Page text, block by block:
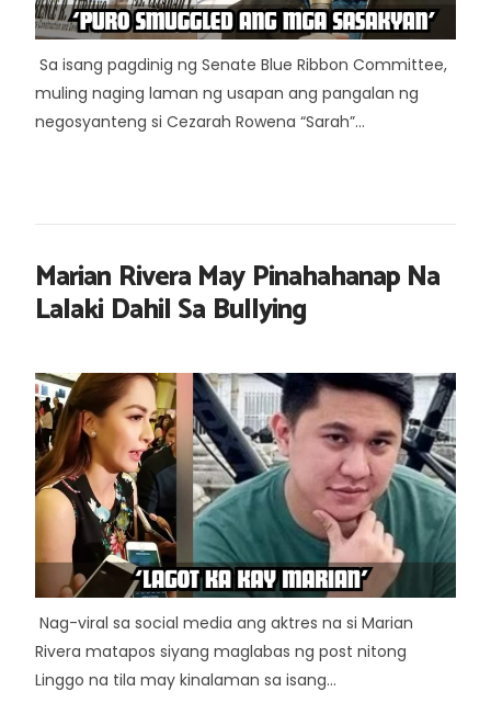
Sa isang pagdinig ng Senate Blue Ribbon Committee,
muling naging laman ng usapan ang pangalan ng
negosyanteng si Cezarah Rowena “Sarah”...
Marian Rivera May Pinahahanap Na
Lalaki Dahil Sa Bullying
Nag-viral sa social media ang aktres na si Marian
Rivera matapos siyang maglabas ng post nitong
Linggo na tila may kinalaman sa isang...